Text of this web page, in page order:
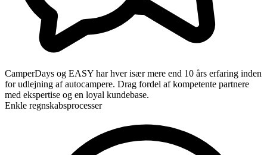
CamperDays og EASY har hver især mere end 10 års erfaring inden
for udlejning af autocampere. Drag fordel af kompetente partnere
med ekspertise og en loyal kundebase.
Enkle regnskabsprocesser